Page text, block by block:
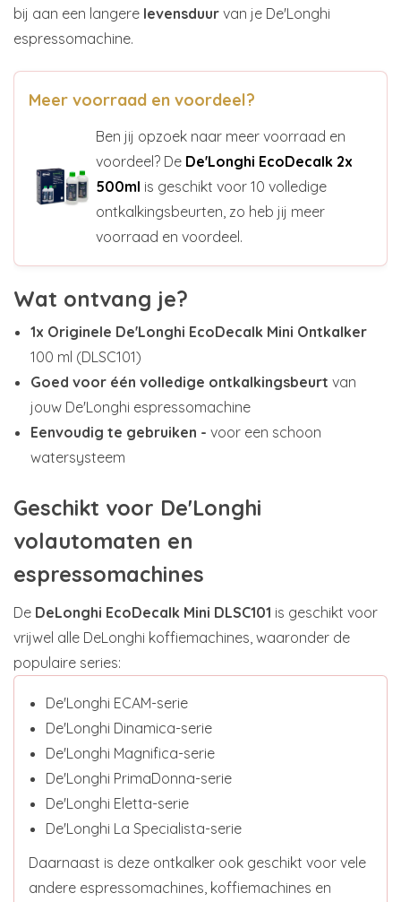
bij aan een langere levensduur van je De'Longhi
espressomachine.
Meer voorraad en voordeel?
Ben jij opzoek naar meer voorraad en
voordeel? De De'Longhi EcoDecalk 2x
500ml is geschikt voor 10 volledige
ontkalkingsbeurten, zo heb jij meer
voorraad en voordeel.
Wat ontvang je?
1x Originele De'Longhi EcoDecalk Mini Ontkalker
100 ml (DLSC101)
Goed voor één volledige ontkalkingsbeurtvan
jouw De'Longhi espressomachine
Eenvoudig te gebruiken -voor een schoon
watersysteem
Geschikt voor De'Longhi
volautomaten en
espressomachines
De DeLonghi EcoDecalk Mini DLSC101 is geschikt voor
vrijwel alle DeLonghi koffiemachines, waaronder de
populaire series:
De'Longhi ECAM-serie
De'Longhi Dinamica-serie
De'Longhi Magnifica-serie
De'Longhi PrimaDonna-serie
De'Longhi Eletta-serie
De'Longhi La Specialista-serie
Daarnaast is deze ontkalker ook geschikt voor vele
andere espressomachines, koffiemachines en